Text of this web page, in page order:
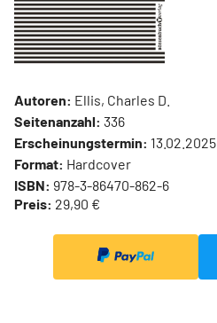
Autoren: Ellis, Charles D.
Seitenanzahl: 336
Erscheinungstermin: 13.02.2025
Format: Hardcover
ISBN: 978-3-86470-862-6
Preis: 29,90 €